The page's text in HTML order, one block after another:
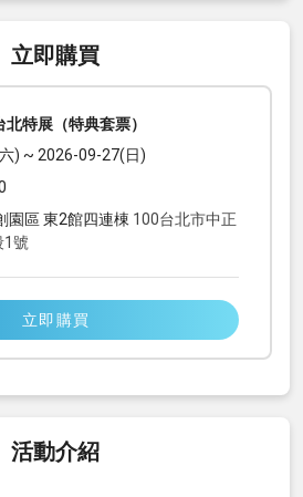
立即購買
北特展（特典套票）
) ~ 2026-09-27(日)
園區 東2館四連棟 100台北市中正
1號
立即購買
活動介紹